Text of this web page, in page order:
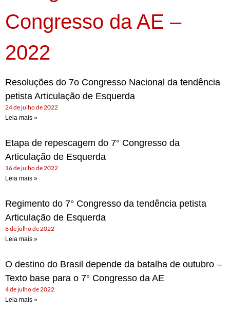
Congresso da AE –
2022
Resoluções do 7o Congresso Nacional da tendência
petista Articulação de Esquerda
24 de julho de 2022
Leia mais »
Etapa de repescagem do 7° Congresso da
Articulação de Esquerda
16 de julho de 2022
Leia mais »
Regimento do 7° Congresso da tendência petista
Articulação de Esquerda
6 de julho de 2022
Leia mais »
O destino do Brasil depende da batalha de outubro –
Texto base para o 7° Congresso da AE
4 de julho de 2022
Leia mais »